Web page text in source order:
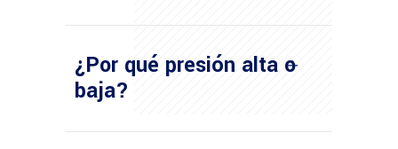
¿Por qué presión alta o
baja?